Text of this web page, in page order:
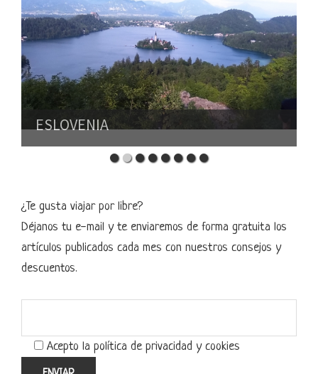
ESLOVENIA
¿Te gusta viajar por libre?
Déjanos tu e-mail y te enviaremos de forma gratuita los
artículos publicados cada mes con nuestros consejos y
descuentos.
Acepto la política de privacidad y cookies